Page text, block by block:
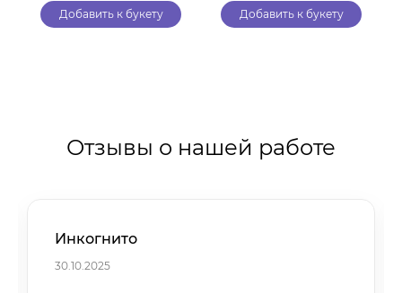
Добавить к букету Добавить к букету
Отзывы о нашей работе
Инкогнито
30.10.2025